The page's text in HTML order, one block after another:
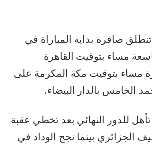
صافرة بداية المباراة في
مساء بتوقيت القاهرة
مساء بتوقيت مكة المكرمة على
الخامس بالدار البيضاء.
للدور النهائي بعد تخطي عقبة
الجزائري بينما نجح الوداد في